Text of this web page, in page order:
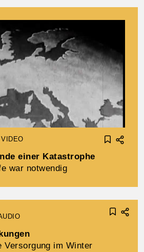
VIDEO
einer Katastrophe
war notwendig
Versorgung im Winter